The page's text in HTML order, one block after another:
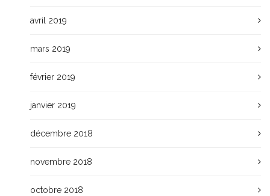
avril 2019
mars 2019
février 2019
janvier 2019
décembre 2018
novembre 2018
octobre 2018